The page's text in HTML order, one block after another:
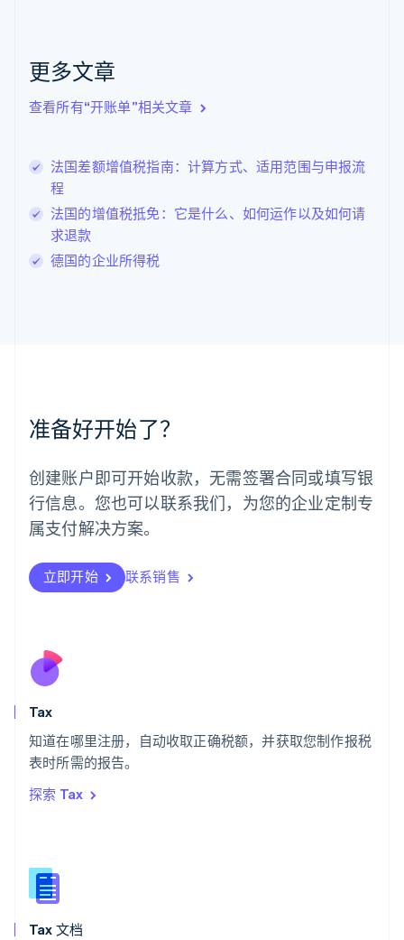
更多文章
查看所有“开账单”相关文章
法国差额增值税指南：计算方式、适用范围与申报流
程
法国的增值税抵免：它是什么、如何运作以及如何请
求退款
德国的企业所得税
准备好开始了？
创建账户即可开始收款，无需签署合同或填写银
行信息。您也可以联系我们，为您的企业定制专
属支付解决方案。
立即开始 联系销售
Tax
知道在哪里注册，自动收取正确税额，并获取您制作报税
表时所需的报告。
探索 Tax
Tax 文档
English
克罗地亚
EnglishItaliano
立陶宛
English
列支敦士登
DeutschEnglish
卢森堡
Français
罗马尼亚
墨西哥
EspañolEnglish
English
葡萄牙
PortuguêsEnglish
日本
瑞典
Svenska English
瑞士
English
斯洛伐克
泰国
ไทยEnglish
English
English
新西兰
匈牙利